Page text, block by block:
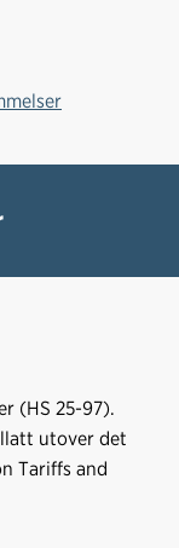
(HS 25-97).
utover det
Tariffs and